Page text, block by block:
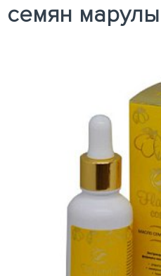
семян марулы